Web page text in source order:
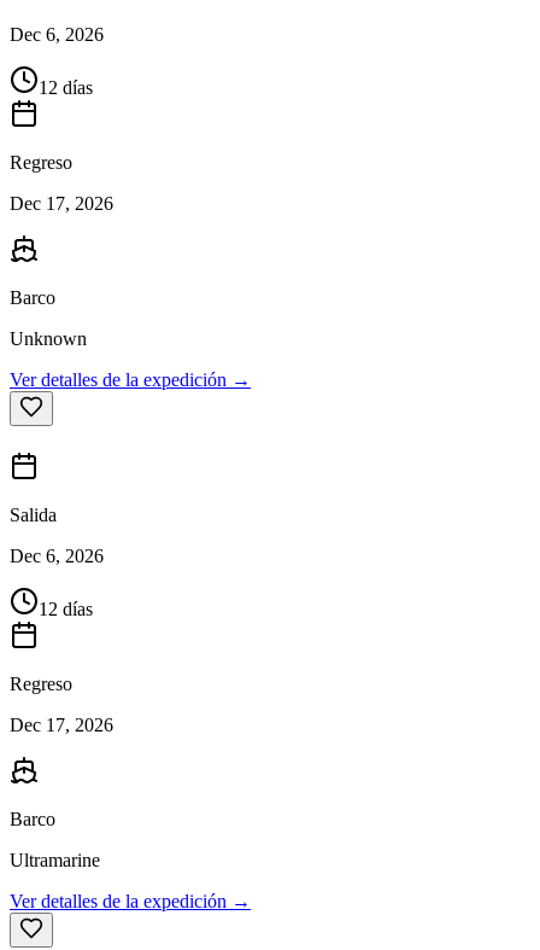
Dec 6, 2026
12 días
Regreso
Dec 17, 2026
Barco
Unknown
Ver detalles de la expedición →
Salida
Dec 6, 2026
12 días
Regreso
Dec 17, 2026
Barco
Ultramarine
Ver detalles de la expedición →